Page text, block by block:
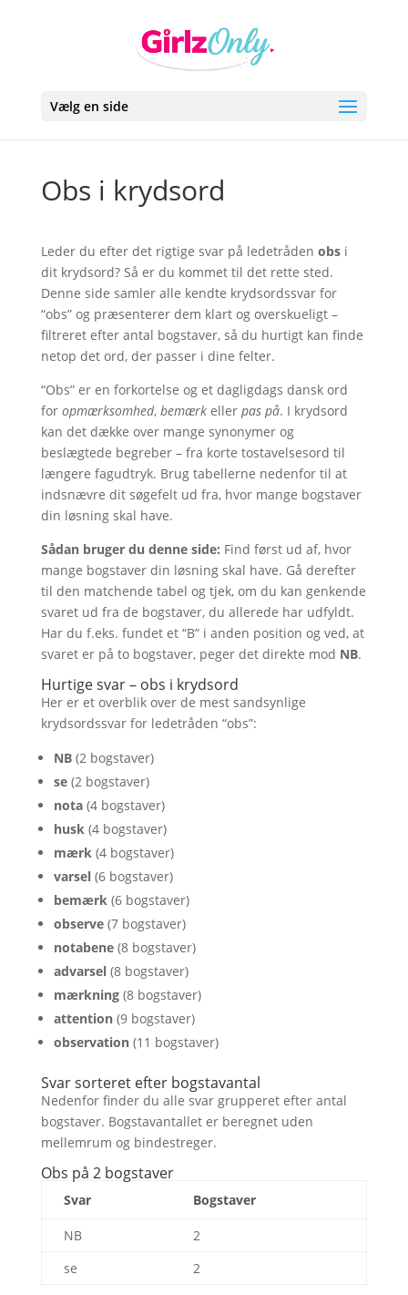
Vælg en side
Obs i krydsord
Leder du efter det rigtige svar på ledetråden obsi
dit krydsord? Så er du kommet til det rette sted.
Denne side samler alle kendte krydsordssvar for
“obs” og præsenterer dem klart og overskueligt –
filtreret efter antal bogstaver, så du hurtigt kan finde
netop det ord, der passer i dine felter.
“Obs” er en forkortelse og et dagligdags dansk ord
for opmærksomhed, bemærkeller pas på. I krydsord
kan det dække over mange synonymer og
beslægtede begreber – fra korte tostavelsesord til
længere fagudtryk. Brug tabellerne nedenfor til at
indsnævre dit søgefelt ud fra, hvor mange bogstaver
din løsning skal have.
Sådan bruger du denne side: Find først ud af, hvor
mange bogstaver din løsning skal have. Gå derefter
til den matchende tabel og tjek, om du kan genkende
svaret ud fra de bogstaver, du allerede har udfyldt.
Har du f.eks. fundet et “B” i anden position og ved, at
svaret er på to bogstaver, peger det direkte mod NB.
Hurtige svar – obs i krydsord
Her er et overblik over de mest sandsynlige
krydsordssvar for ledetråden “obs”:
NB(2 bogstaver)
se(2 bogstaver)
nota(4 bogstaver)
husk(4 bogstaver)
mærk(4 bogstaver)
varsel(6 bogstaver)
bemærk(6 bogstaver)
observe(7 bogstaver)
notabene(8 bogstaver)
advarsel(8 bogstaver)
mærkning(8 bogstaver)
attention(9 bogstaver)
observation(11 bogstaver)
Svar sorteret efter bogstavantal
Nedenfor finder du alle svar grupperet efter antal
bogstaver. Bogstavantallet er beregnet uden
mellemrum og bindestreger.
Obs på 2 bogstaver
Svar Bogstaver
NB
2
se
2